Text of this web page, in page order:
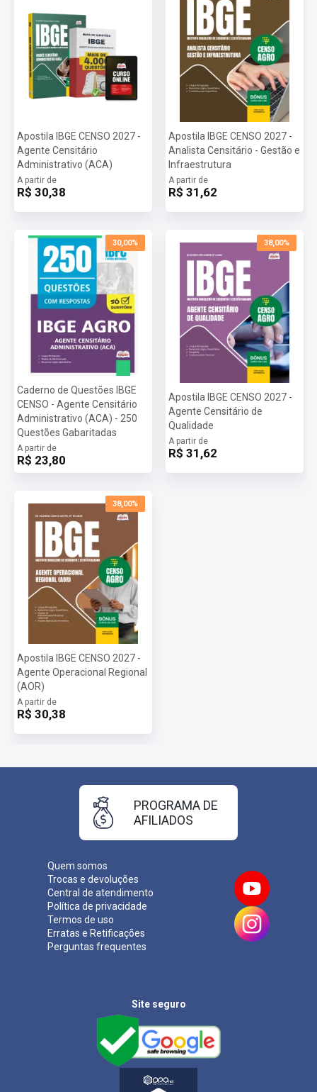
Apostila IBGE CENSO 2027 -
Agente Censitário
Administrativo (ACA)
A partir de
R$ 30,38
Apostila IBGE CENSO 2027 -
Analista Censitário - Gestão e
Infraestrutura
A partir de
R$ 31,62
30,00%
Caderno de Questões IBGE
CENSO - Agente Censitário
Administrativo (ACA) - 250
Questões Gabaritadas
A partir de
R$ 23,80
38,00%
Apostila IBGE CENSO 2027 -
Agente Censitário de
Qualidade
A partir de
R$ 31,62
38,00%
Apostila IBGE CENSO 2027 -
Agente Operacional Regional
(AOR)
A partir de
R$ 30,38
Quem somos
Trocas e devoluções
Central de atendimento
Política de privacidade
Termos de uso
Erratas e Retificações
Perguntas frequentes
PROGRAMA DE
AFILIADOS
Site seguro